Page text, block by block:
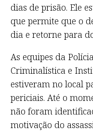
dias de prisão. Ele
que permite que o
dia e retorne para
As equipes da
Criminalística e
estiveram no local
periciais. Até o
não foram
motivação do